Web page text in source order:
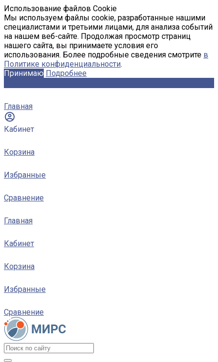
Использование файлов Cookie
Мы используем файлы cookie, разработанные нашими
специалистами и третьими лицами, для анализа событий
на нашем веб-сайте. Продолжая просмотр страниц
нашего сайта, вы принимаете условия его
использования. Более подробные сведения смотрите в
Политике конфиденциальности.
Принимаю Подробнее
Главная
Кабинет
Корзина
Избранные
Сравнение
Главная
Кабинет
Корзина
Избранные
Сравнение